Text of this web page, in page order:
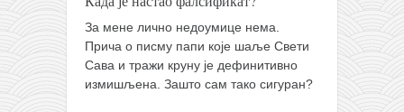
За мене лично недоумице нема.
Прича о писму папи које шаље Свети
Сава и тражи круну је дефинитивно
измишљена. Зашто сам тако сигуран?